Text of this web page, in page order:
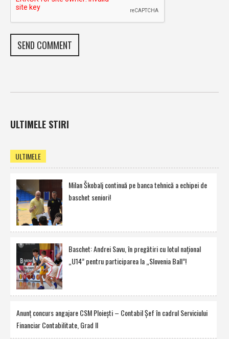
ULTIMELE STIRI
ULTIMELE
Milan Škobalj continuă pe banca tehnică a echipei de
baschet seniori!
Baschet: Andrei Savu, în pregătiri cu lotul naţional
„U14” pentru participarea la „Slovenia Ball”!
Anunţ concurs angajare CSM Ploieşti – Contabil Şef în cadrul Serviciului
Financiar Contabilitate, Grad II